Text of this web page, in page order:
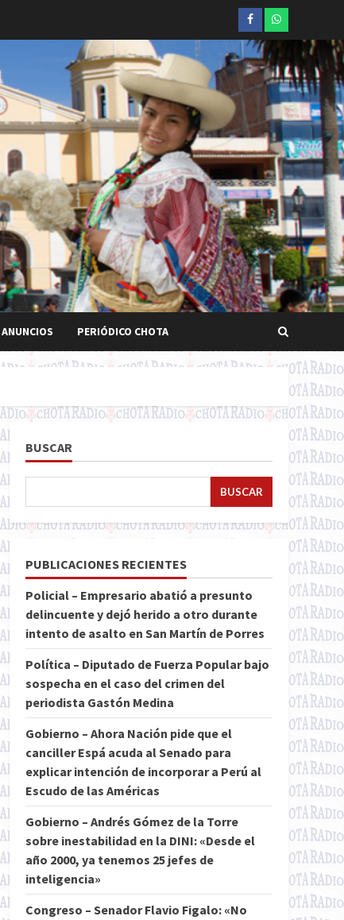
Facebookwhatsapp
ANUNCIOS PERIÓDICO CHOTA
BUSCAR
BUSCAR
PUBLICACIONES RECIENTES
Policial – Empresario abatió a presunto
delincuente y dejó herido a otro durante
intento de asalto en San Martín de Porres
Política – Diputado de Fuerza Popular bajo
sospecha en el caso del crimen del
periodista Gastón Medina
Gobierno – Ahora Nación pide que el
canciller Espá acuda al Senado para
explicar intención de incorporar a Perú al
Escudo de las Américas
Gobierno – Andrés Gómez de la Torre
sobre inestabilidad en la DINI: «Desde el
año 2000, ya tenemos 25 jefes de
inteligencia»
Congreso – Senador Flavio Figalo: «No